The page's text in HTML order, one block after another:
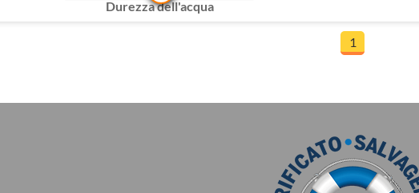
Durezza dell'acqua
1